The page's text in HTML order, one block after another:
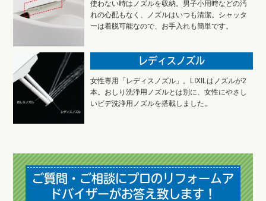
使わない時はノズルを収納。男子小用時などの汚
れの心配もなく、ノズルはいつも清潔。シャッタ
ーは着脱可能なので、お手入れも簡単です。
レディスノズル
女性専用「レディスノズル」。LIXILはノズルが2
本。おしり洗浄用ノズルとは別に、女性にやさし
いビデ洗浄用ノズルを搭載しました。
ご質問・ご相談にプロのリフォームア
ドバイザーがお答え致します！